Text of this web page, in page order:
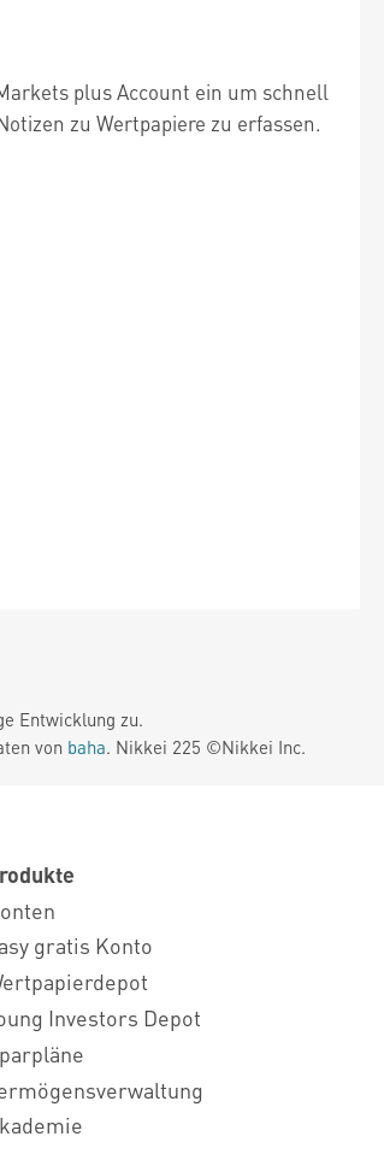
plus Account ein um schnell
zu Wertpapiere zu erfassen.
Entwicklung zu.
von baha. Nikkei 225 ©Nikkei Inc.
gratis Konto
Investors Depot